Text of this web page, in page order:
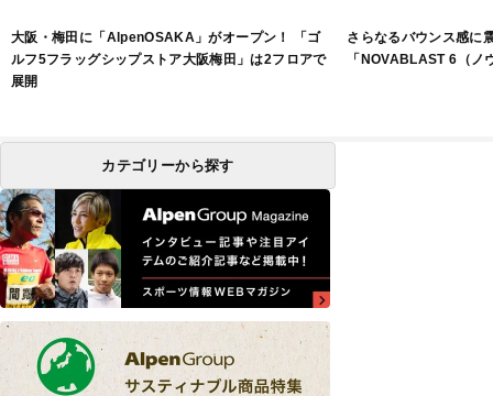
大阪・梅田に「AlpenOSAKA」がオープン！ 「ゴ
ルフ5フラッグシップストア大阪梅田」は2フロアで
展開
さらなるバウンス感に
「NOVABLAST 6（ノ
カテゴリーから探す